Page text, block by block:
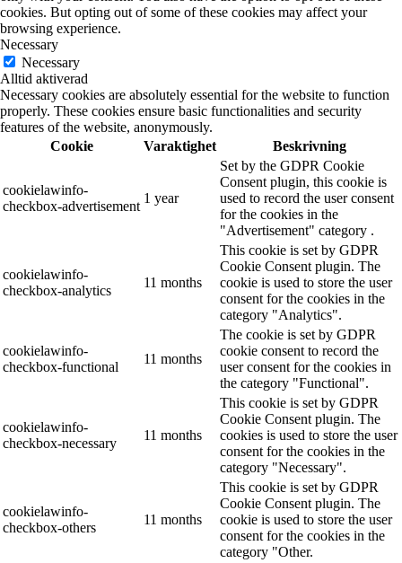
cookies. But opting out of some of these cookies may affect your
browsing experience.
Necessary
Necessary
Alltid aktiverad
Necessary cookies are absolutely essential for the website to function
properly. These cookies ensure basic functionalities and security
features of the website, anonymously.
Cookie
Varaktighet Beskrivning
cookielawinfo-
checkbox-advertisement
1 year
Set by the GDPR Cookie
Consent plugin, this cookie is
used to record the user consent
for the cookies in the
"Advertisement" category .
cookielawinfo-
checkbox-analytics
11 months
This cookie is set by GDPR
Cookie Consent plugin. The
cookie is used to store the user
consent for the cookies in the
category "Analytics".
cookielawinfo-
checkbox-functional
11 months
The cookie is set by GDPR
cookie consent to record the
user consent for the cookies in
the category "Functional".
cookielawinfo-
checkbox-necessary
11 months
This cookie is set by GDPR
Cookie Consent plugin. The
cookies is used to store the user
consent for the cookies in the
category "Necessary".
cookielawinfo-
checkbox-others
11 months
This cookie is set by GDPR
Cookie Consent plugin. The
cookie is used to store the user
consent for the cookies in the
category "Other.